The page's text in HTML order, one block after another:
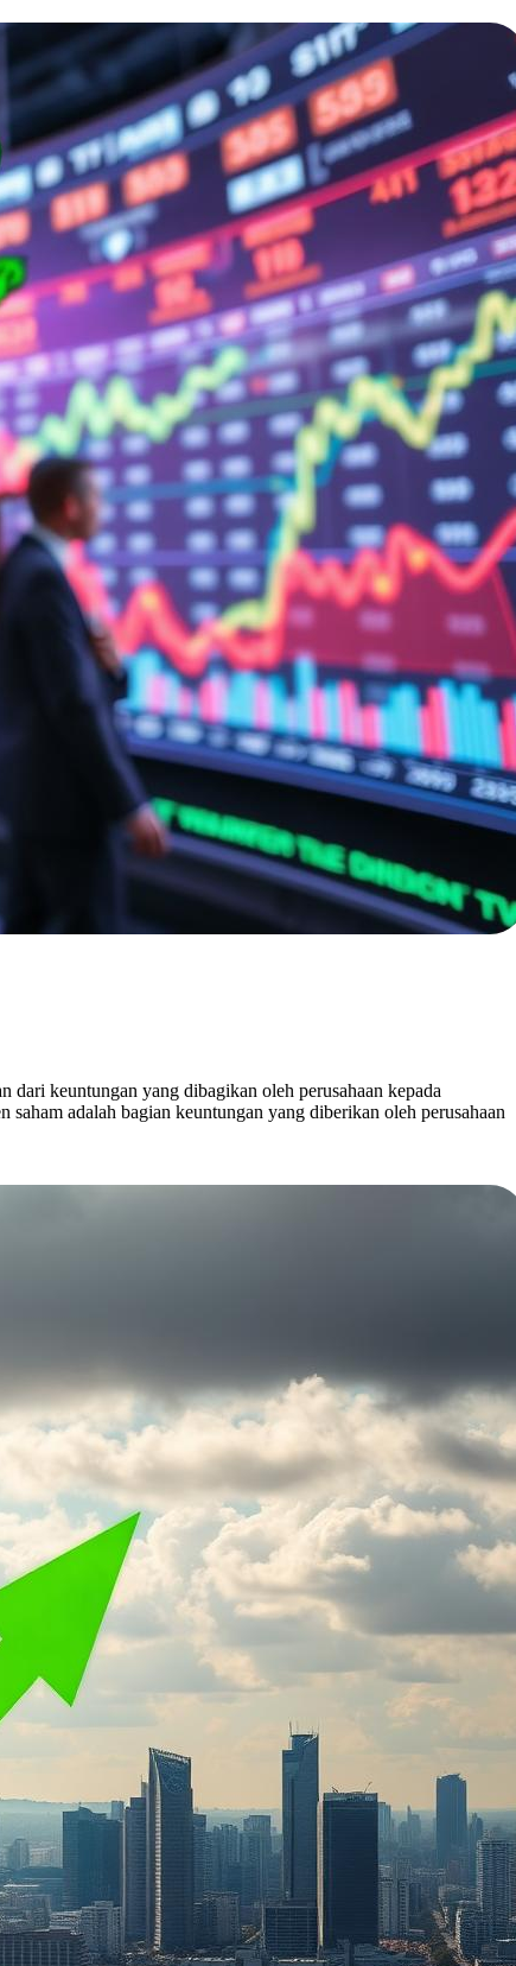
dari keuntungan yang dibagikan oleh perusahaan kepada
adalah bagian keuntungan yang diberikan oleh perusahaan